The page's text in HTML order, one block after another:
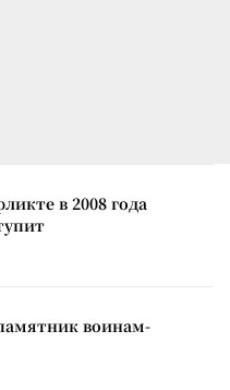
в 2008 года
воинам-